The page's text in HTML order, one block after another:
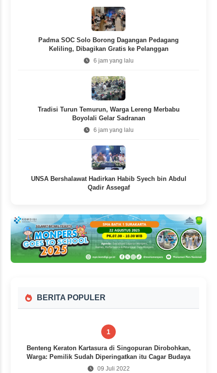
Padma SOC Solo Borong Dagangan Pedagang
Keliling, Dibagikan Gratis ke Pelanggan
6 jam yang lalu
Tradisi Turun Temurun, Warga Lereng Merbabu
Boyolali Gelar Sadranan
6 jam yang lalu
UNSA Bershalawat Hadirkan Habib Syech bin Abdul
Qadir Assegaf
BERITA POPULER
1
Benteng Keraton Kartasura di Singopuran Dirobohkan,
Warga: Pemilik Sudah Diperingatkan itu Cagar Budaya
09 Juli 2022